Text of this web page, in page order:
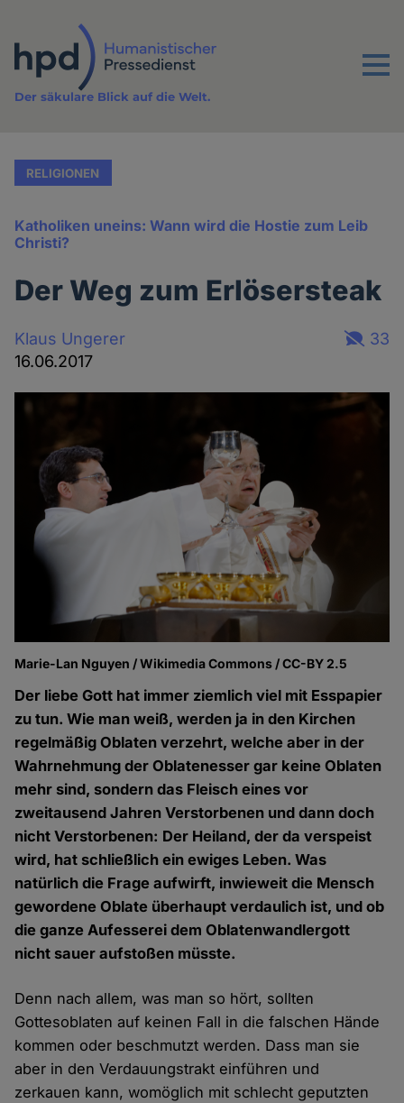
Inhalt
Menu
Der säkulare Blick auf die Welt.
RELIGIONEN
Katholiken uneins: Wann wird die Hostie zum Leib
Christi?
Der Weg zum Erlösersteak
Klaus Ungerer
16.06.2017
33
Marie-Lan Nguyen / Wikimedia Commons / CC-BY 2.5
Der liebe Gott hat immer ziemlich viel mit Esspapier
zu tun. Wie man weiß, werden ja in den Kirchen
regelmäßig Oblaten verzehrt, welche aber in der
Wahrnehmung der Oblatenesser gar keine Oblaten
mehr sind, sondern das Fleisch eines vor
zweitausend Jahren Verstorbenen und dann doch
nicht Verstorbenen: Der Heiland, der da verspeist
wird, hat schließlich ein ewiges Leben. Was
natürlich die Frage aufwirft, inwieweit die Mensch
gewordene Oblate überhaupt verdaulich ist, und ob
die ganze Aufesserei dem Oblatenwandlergott
nicht sauer aufstoßen müsste.
Denn nach allem, was man so hört, sollten
Gottesoblaten auf keinen Fall in die falschen Hände
kommen oder beschmutzt werden. Dass man sie
aber in den Verdauungstrakt einführen und
zerkauen kann, womöglich mit schlecht geputzten